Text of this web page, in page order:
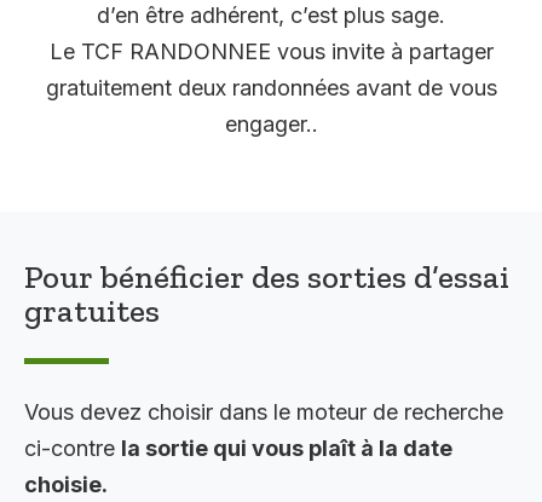
d’en être adhérent, c’est plus sage.
Le TCF RANDONNEE vous invite à partager
gratuitement deux randonnées avant de vous
engager..
Pour bénéficier des sorties d’essai
gratuites
Vous devez choisir dans le moteur de recherche
ci-contre la sortie qui vous plaît à la date
choisie.